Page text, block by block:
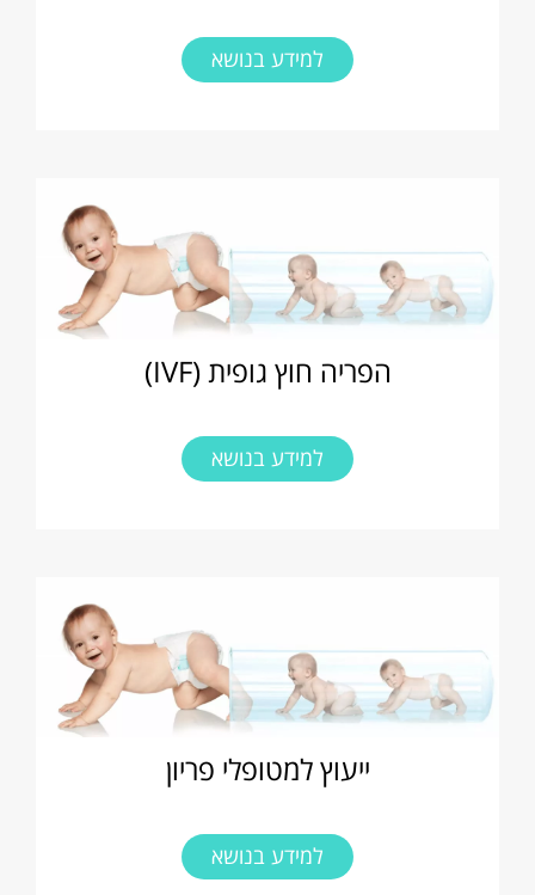
למידע בנושא
הפריה חוץ גופית (IVF)
למידע בנושא
ייעוץ למטופלי פריון
למידע בנושא